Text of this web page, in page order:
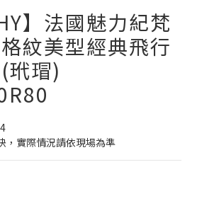
】法國魅力紀梵
紋美型經典飛行
玳瑁)
實際情況請依現場為準